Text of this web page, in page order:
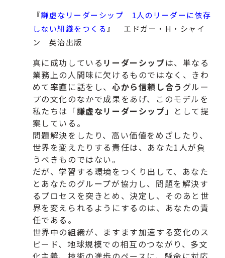
『謙虚なリーダーシップ 1人のリーダーに依存
しない組織をつくる 』 エドガー・H・シャイ
ン 英治出版
真に成功している リーダーシップは、 単なる
業務上の人間味に欠けるものではなく、 きわ
めて率直に話をし、 心から信頼し合う グルー
プの文化のなかで成果をあげ、
このモデルを
私たちは「謙虚なリーダーシップ」 として提
案している。
問題解決をしたり、高い価値をめざしたり、
世界を変えたりする責任は、あなた1人が負
うべきものではない。
だが、学習する環境をつくり出して、 あなた
とあなたのグループが協力し、 問題を解決す
るプロセスを突きとめ、決定し、 そのあと世
界を変えられるようにするのは、あなたの責
任である。
世界中の組織が、ますます加速する変化のス
ピード、 地球規模での相互のつながり、多文